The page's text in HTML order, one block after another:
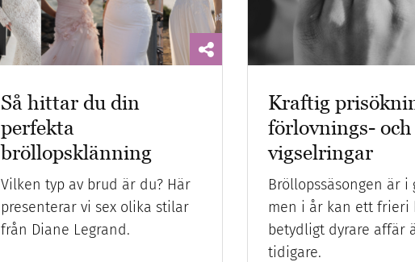
Så hittar du din
perfekta
bröllopsklänning
Vilken typ av brud är du? Här
presenterar vi sex olika stilar
från Diane Legrand.
Kraftig
förlovnings- och
vigselringar
Bröllopssäsongen är i
men i år kan ett frieri
betydligt dyrare affär
tidigare.